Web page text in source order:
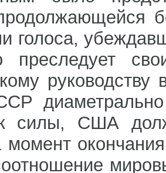
голоса,
преследует
руководству
диаметрально
силы, США
момент